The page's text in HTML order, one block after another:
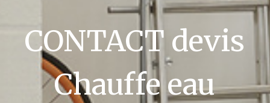
CONTACT devis
Chauffe eau